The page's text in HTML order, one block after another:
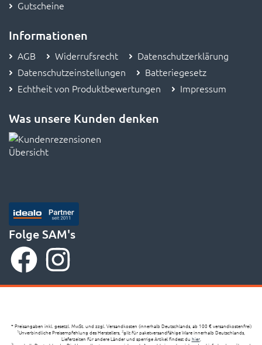
Gutscheine
Informationen
AGB Widerrufsrecht
Datenschutzerklärung
Datenschutzeinstellungen
Batteriegesetz
Echtheit von Produktbewertungen
Impressum
Was unsere Kunden denken
Folge SAM's
* Preisangaben inkl. gesetzl. MwSt. und zzgl. Versandkosten (innerhalb Deutschlands, ab 100 € versandkostenfrei)
1Unverbindliche Preisempfehlung des Herstellers, 2gilt für paketversandfähige Ware innerhalb Deutschlands,
Lieferzeiten für andere Länder und sperrige Artikel findest du hier,